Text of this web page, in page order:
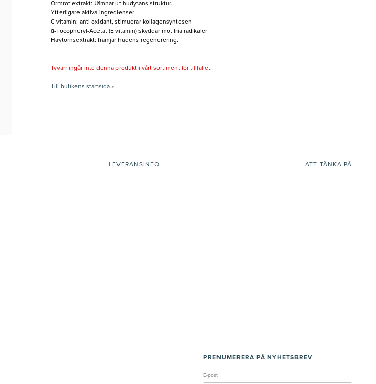
Ormrot extrakt: Jämnar ut hudytans struktur.
Ytterligare aktiva ingredienser
C vitamin: anti oxidant, stimuerar kollagensyntesen
α-Tocopheryl-Acetat (E vitamin) skyddar mot fria radikaler
Havtornsextrakt: främjar hudens regenerering.
Tyvärr ingår inte denna produkt i vårt sortiment för tillfället.
Till butikens startsida »
LEVERANSINFO ATT TÄNKA PÅ
PRENUMERERA PÅ NYHETSBREV